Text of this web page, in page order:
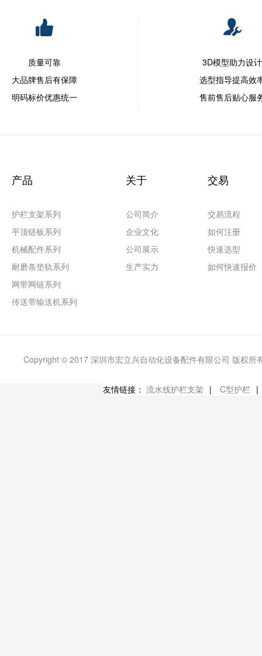
质量可靠
大品牌售后有保障
明码标价优惠统一
3D模型助力设计
选型指导提高效
售前售后贴心服
产品
护栏支架系列
平顶链板系列
机械配件系列
耐磨条垫轨系列
网带网链系列
传送带输送机系列
关于
公司简介
企业文化
公司展示
生产实力
交易
交易流程
如何注册
快速选型
如何快速报价
Copyright © 2017 深圳市宏立兴自动化设备配件有限公司 版权所
友情链接：流水线护栏支架 | C型护栏 |